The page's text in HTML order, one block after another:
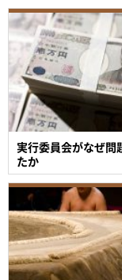
実行委員会がなぜ問
たか